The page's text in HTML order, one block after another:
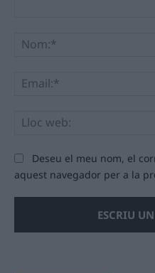
Deseu el meu nom, el
aquest navegador per a la